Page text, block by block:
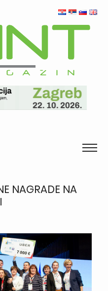
NAGRADE NA